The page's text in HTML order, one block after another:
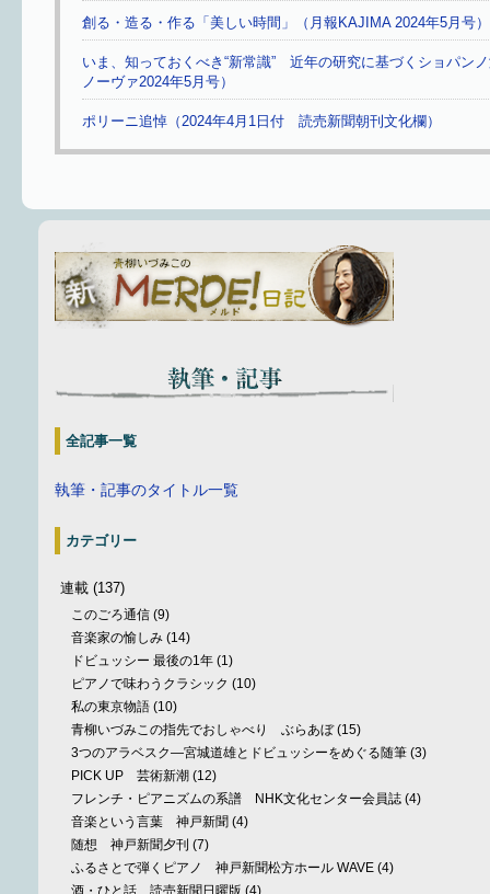
創る・造る・作る「美しい時間」（月報KAJIMA 2024年5月号）
いま、知っておくべき“新常識” 近年の研究に基づくショパン
ノーヴァ2024年5月号）
ポリーニ追悼（2024年4月1日付 読売新聞朝刊文化欄）
全記事一覧
執筆・記事のタイトル一覧
カテゴリー
連載 (137)
このごろ通信 (9)
音楽家の愉しみ (14)
ドビュッシー 最後の1年 (1)
ピアノで味わうクラシック (10)
私の東京物語 (10)
青柳いづみこの指先でおしゃべり ぶらあぼ(15)
3つのアラベスク—宮城道雄とドビュッシーをめぐる随筆 (3)
PICK UP 芸術新潮 (12)
フレンチ・ピアニズムの系譜 NHK文化センター会員誌 (4)
音楽という言葉 神戸新聞 (4)
随想 神戸新聞夕刊 (7)
ふるさとで弾くピアノ 神戸新聞松方ホール WAVE (4)
酒・ひと話 読売新聞日曜版 (4)